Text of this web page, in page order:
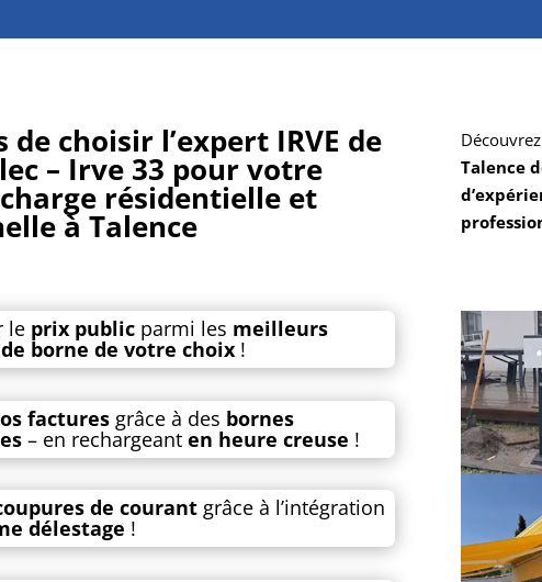
de choisir l’expert IRVE de
– Irve 33 pour votre
résidentielle et
à Talence
Talence
le prix public parmi les meilleurs
borne de votre choix !
factures grâce à des bornes
– en rechargeanten heure creuse !
de courant grâce à l’intégration
délestage !